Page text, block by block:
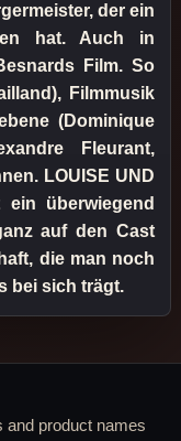
der ein
hat. Auch in
Film. So
Filmmusik
(Dominique
Fleurant,
LOUISE UND
ein überwiegend
auf den Cast
die man noch
bei sich trägt.
and product names